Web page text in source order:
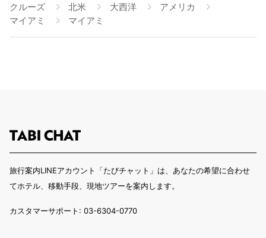
クルーズ
北米 大西洋
アメリカ
マイアミ
マイアミ
旅行案内LINEアカウント「たびチャット」は、あなたの希望に合わせ
てホテル、移動手段、現地ツアーを案内します。
カスタマーサポート: 03-6304-0770